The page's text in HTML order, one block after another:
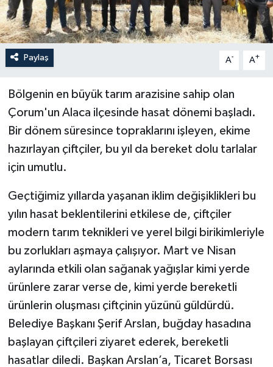
Paylaş A- A+
Bölgenin en büyük tarım arazisine sahip olan
Çorum'un Alaca ilçesinde hasat dönemi başladı.
Bir dönem süresince topraklarını işleyen, ekime
hazırlayan çiftçiler, bu yıl da bereket dolu tarlalar
için umutlu.
Geçtiğimiz yıllarda yaşanan iklim değişiklikleri bu
yılın hasat beklentilerini etkilese de, çiftçiler
modern tarım teknikleri ve yerel bilgi birikimleriyle
bu zorlukları aşmaya çalışıyor. Mart ve Nisan
aylarında etkili olan sağanak yağışlar kimi yerde
ürünlere zarar verse de, kimi yerde bereketli
ürünlerin oluşması çiftçinin yüzünü güldürdü.
Belediye Başkanı Şerif Arslan, buğday hasadına
başlayan çiftçileri ziyaret ederek, bereketli
hasatlar diledi. Başkan Arslan’a, Ticaret Borsası